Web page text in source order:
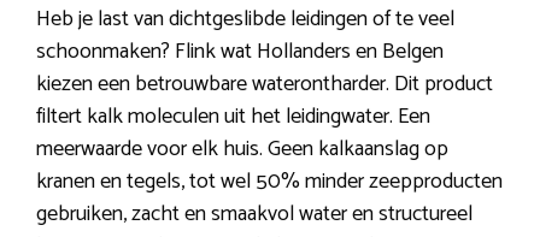
Heb je last van dichtgeslibde leidingen of te veel
schoonmaken? Flink wat Hollanders en Belgen
kiezen een betrouwbare waterontharder. Dit product
filtert kalk moleculen uit het leidingwater. Een
meerwaarde voor elk huis. Geen kalkaanslag op
kranen en tegels, tot wel 50% minder zeepproducten
gebruiken, zacht en smaakvol water en structureel